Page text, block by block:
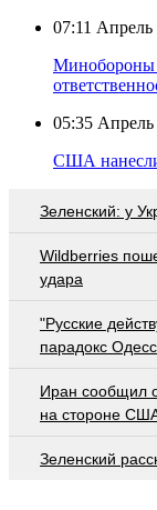
07:11 Апрель
Минобороны
05:35 Апрель
США
Зеленский: у
Wildberries
удара
"Русские
парадокс
Иран сообщил
на стороне
Зеленский